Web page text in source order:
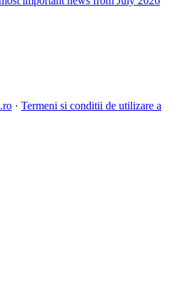
· Termeni si conditii de utilizare a